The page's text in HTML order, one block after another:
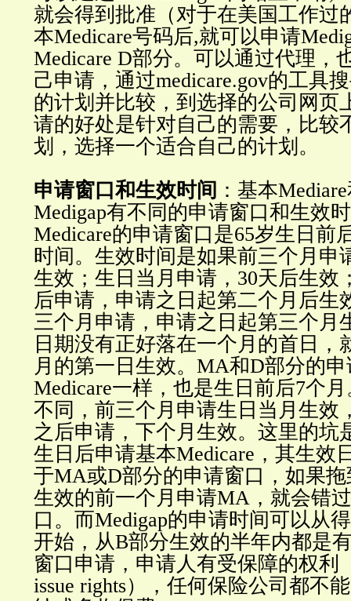
就会得到批准（对于在美国工作过
本Medicare号码后,就可以申请
Medicare D部分。可以通过代理，
己申请，通过medicare.gov的工具
的计划并比较，到选择的公司网页
请的好处是针对自己的需要，比较
划，选择一个适合自己的计划。
申请窗口和生效时间 ：基本
Medigap有不同的申请窗口和生效
Medicare的申请窗口是65岁生日前
时间。生效时间是如果前三个月申
生效；生日当月申请，30天后生效
后申请，申请之日起第二个月后生
三个月申请，申请之日起第三个月
日期没有正好落在一个月的首日，
月的第一日生效。MA和D部分的
Medicare一样，也是生日前后7个
不同，前三个月申请生日当月生效
之后申请，下个月生效。这里的坑
生日后申请基本Medicare，其生效
于MA或D部分的申请窗口，如果拖
生效的前一个月申请MA，就会错
口。而Medigap的申请时间可以从
开始，从B部分生效的半年内都是
窗口申请，申请人有受保障的权利
issue rights），任何保险公司都不